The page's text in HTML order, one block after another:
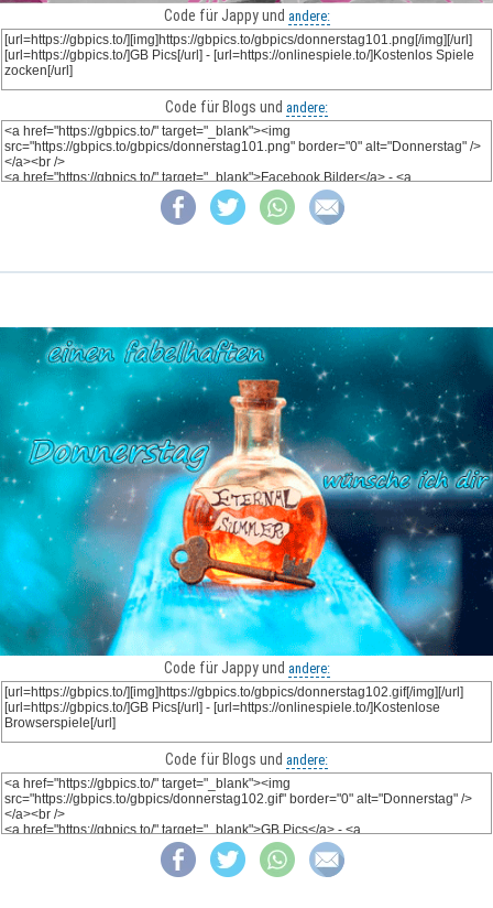
Code für Jappy und andere:
Code für Blogs und andere:
Code für Jappy und andere:
Code für Blogs und andere: